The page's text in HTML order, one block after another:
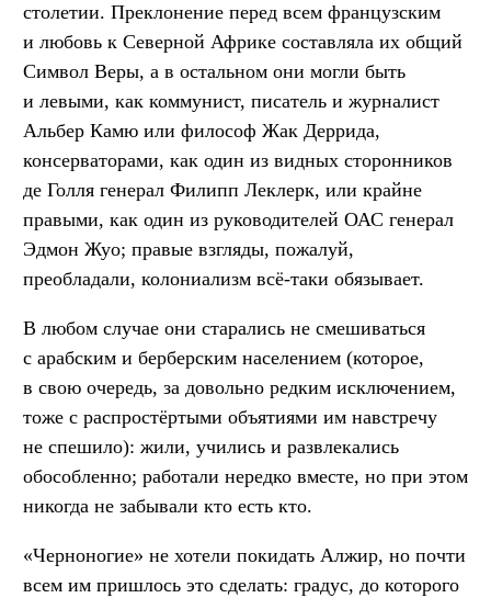
столетии. Преклонение перед всем французским
и любовь к Северной Африке составляла их общий
Символ Веры, а в остальном они могли быть
и левыми, как коммунист, писатель и журналист
Альбер Камю или философ Жак Деррида,
консерваторами, как один из видных сторонников
де Голля генерал Филипп Леклерк, или крайне
правыми, как один из руководителей ОАС генерал
Эдмон Жуо; правые взгляды, пожалуй,
преобладали, колониализм всё-таки обязывает.
В любом случае они старались не смешиваться
с арабским и берберским населением (которое,
в свою очередь, за довольно редким исключением,
тоже с распростёртыми объятиями им навстречу
не спешило): жили, учились и развлекались
обособленно; работали нередко вместе, но при этом
никогда не забывали кто есть кто.
«Черноногие» не хотели покидать Алжир, но почти
всем им пришлось это сделать: градус, до которого